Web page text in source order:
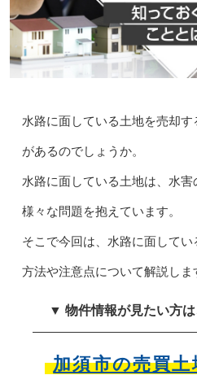
水路に面している土地を売却
があるのでしょうか。
水路に面している土地は、水害
様々な問題を抱えています。
そこで今回は、水路に面して
方法や注意点について解説しま
▼ 物件情報が見たい方
加須市の売買